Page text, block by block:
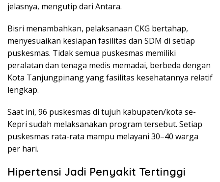
jelasnya, mengutip dari Antara.
Bisri menambahkan, pelaksanaan CKG bertahap,
menyesuaikan kesiapan fasilitas dan SDM di setiap
puskesmas. Tidak semua puskesmas memiliki
peralatan dan tenaga medis memadai, berbeda dengan
Kota Tanjungpinang yang fasilitas kesehatannya relatif
lengkap.
Saat ini, 96 puskesmas di tujuh kabupaten/kota se-
Kepri sudah melaksanakan program tersebut. Setiap
puskesmas rata-rata mampu melayani 30–40 warga
per hari.
Hipertensi Jadi Penyakit Tertinggi